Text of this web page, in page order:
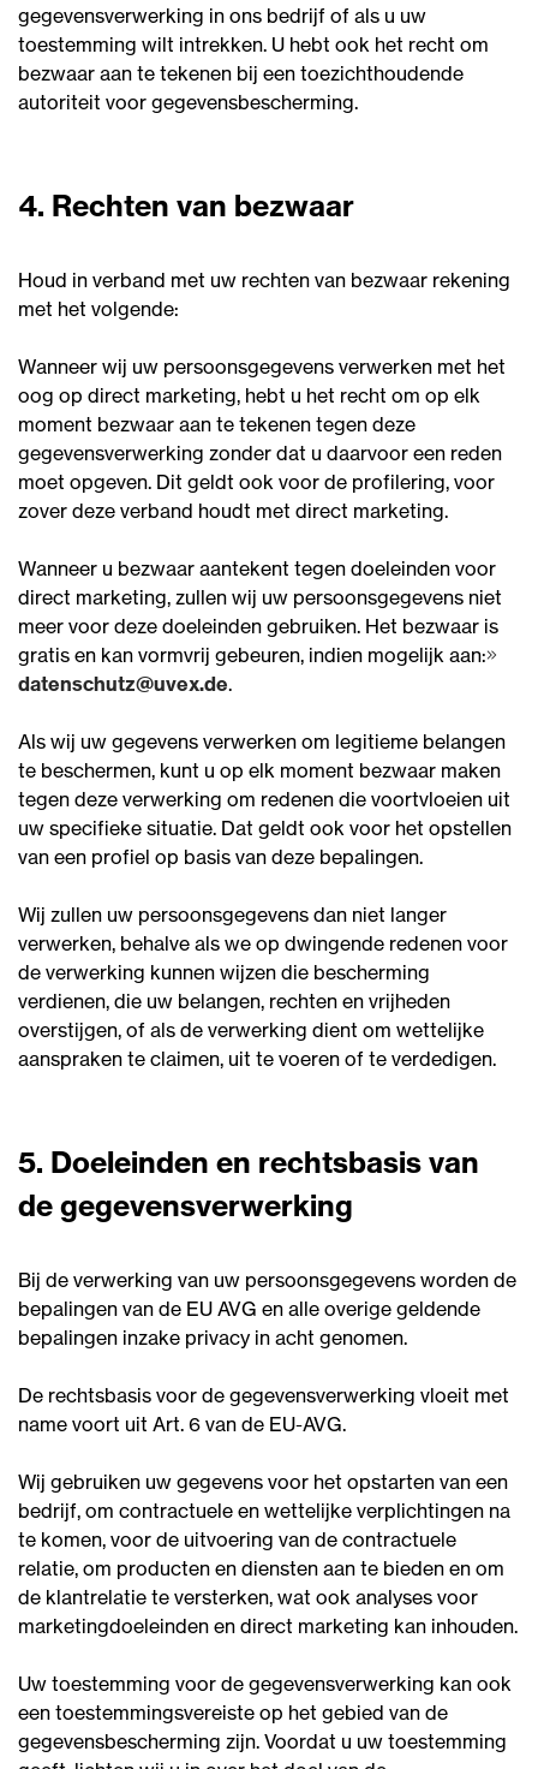
gegevensverwerking in ons bedrijf of als u uw
toestemming wilt intrekken. U hebt ook het recht om
bezwaar aan te tekenen bij een toezichthoudende
autoriteit voor gegevensbescherming.
4. Rechten van bezwaar
Houd in verband met uw rechten van bezwaar rekening
met het volgende:
Wanneer wij uw persoonsgegevens verwerken met het
oog op direct marketing, hebt u het recht om op elk
moment bezwaar aan te tekenen tegen deze
gegevensverwerking zonder dat u daarvoor een reden
moet opgeven. Dit geldt ook voor de profilering, voor
zover deze verband houdt met direct marketing.
Wanneer u bezwaar aantekent tegen doeleinden voor
direct marketing, zullen wij uw persoonsgegevens niet
meer voor deze doeleinden gebruiken. Het bezwaar is
gratis en kan vormvrij gebeuren, indien mogelijk aan:
datenschutz@uvex.de.
Als wij uw gegevens verwerken om legitieme belangen
te beschermen, kunt u op elk moment bezwaar maken
tegen deze verwerking om redenen die voortvloeien uit
uw specifieke situatie. Dat geldt ook voor het opstellen
van een profiel op basis van deze bepalingen.
Wij zullen uw persoonsgegevens dan niet langer
verwerken, behalve als we op dwingende redenen voor
de verwerking kunnen wijzen die bescherming
verdienen, die uw belangen, rechten en vrijheden
overstijgen, of als de verwerking dient om wettelijke
aanspraken te claimen, uit te voeren of te verdedigen.
5. Doeleinden en rechtsbasis van
de gegevensverwerking
Bij de verwerking van uw persoonsgegevens worden de
bepalingen van de EU AVG en alle overige geldende
bepalingen inzake privacy in acht genomen.
De rechtsbasis voor de gegevensverwerking vloeit met
name voort uit Art. 6 van de EU-AVG.
Wij gebruiken uw gegevens voor het opstarten van een
bedrijf, om contractuele en wettelijke verplichtingen na
te komen, voor de uitvoering van de contractuele
relatie, om producten en diensten aan te bieden en om
de klantrelatie te versterken, wat ook analyses voor
marketingdoeleinden en direct marketing kan inhouden.
Uw toestemming voor de gegevensverwerking kan ook
een toestemmingsvereiste op het gebied van de
gegevensbescherming zijn. Voordat u uw toestemming